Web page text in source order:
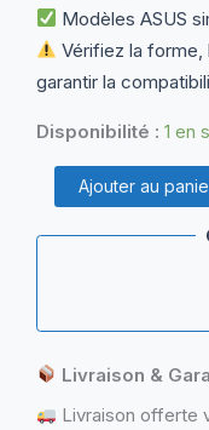
Modèles ASUS
Vérifiez la
garantir la
Disponibilité : 1 en
quantité
de
(Support
/
Ajouter au
Livraison &
Livraison offerte